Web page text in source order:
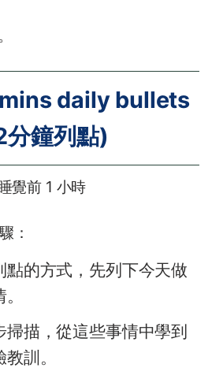
daily bullets
分鐘列點)
覺前 1 小時
：
點的方式，先列下今天做
掃描，從這些事情中學到
訓。